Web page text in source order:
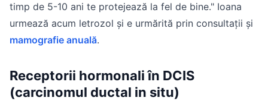
timp de 5-10 ani te protejează la fel de bine." Ioana
urmează acum letrozol și e urmărită prin consultații și
mamografie anuală.
Receptorii hormonali în DCIS
(carcinomul ductal in situ)